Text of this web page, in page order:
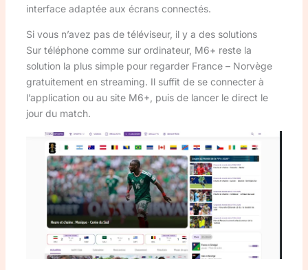
interface adaptée aux écrans connectés.
Si vous n’avez pas de téléviseur, il y a des solutions
Sur téléphone comme sur ordinateur, M6+ reste la
solution la plus simple pour regarder France – Norvège
gratuitement en streaming. Il suffit de se connecter à
l’application ou au site M6+, puis de lancer le direct le
jour du match.